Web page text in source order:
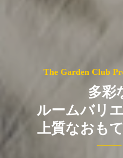
The Garden Club
多彩
ルームバリ
上質なおも